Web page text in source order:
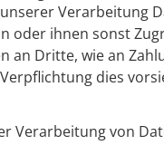
Verarbeitung
oder ihnen sonst
an Dritte, wie an
dies
Verarbeitung von